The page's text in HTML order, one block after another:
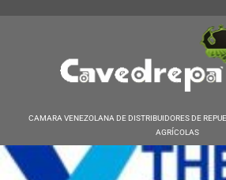
CAMARA VENEZOLANA DE DISTRIBUIDORES DE
AGRÍCOLAS